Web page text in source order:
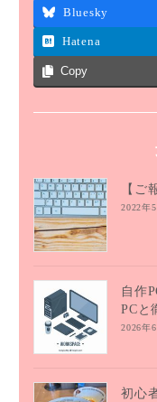
Bluesky
Hatena
Copy
【ご
2022年
自作
PCと
2026年
初心